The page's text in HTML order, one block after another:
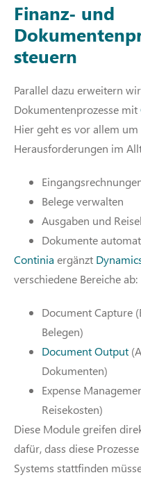
Finanz- und
steuern
Parallel dazu erweitern
Dokumentenprozesse mit
Hier geht es vor allem
Herausforderungen im
Belege verwalten
Ausgaben und
Dokumente
Continia ergänzt
verschiedene Bereiche ab:
Document Capture
Belegen)
Document Output
Dokumenten)
Expense
Reisekosten)
Diese Module greifen
dafür, dass diese
Systems stattfinden